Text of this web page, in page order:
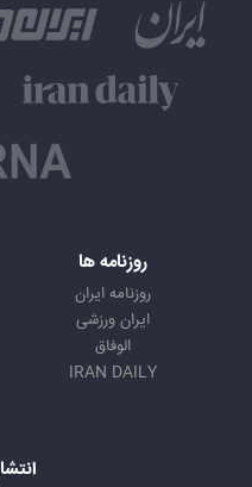
روزنامه ها
روزنامه ایران
ایران ورزشی
الوفاق
IRAN DAILY